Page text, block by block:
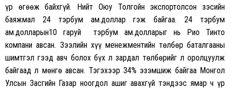
үр өгөөж байхгүй. Нийт Оюу Толгойн экспортолсон зэсийн
баяжмал 24 тэрбум ам.доллар гэж байгаа. 24 тэрбум
ам.долларын10 гаруй тэрбум ам.долларыг нь Рио Тинто
компани авсан. Зээлийн хүү менежментийн төлбөр баталгааны
шимтгэл гээд авч болох бүх л зардал төлбөрийг л оролцуулж
байгаад л мөнгө авсан. Тэгэхээр 34% эзэмшиж байгаа Монгол
Улсын Засгийн Газар ноогдол ашиг авахгүй тэндээс ямар ч үр